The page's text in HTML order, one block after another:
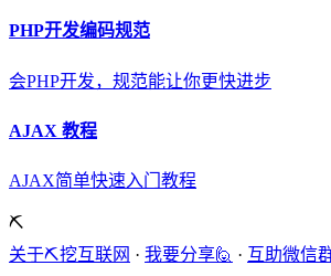
PHP开发编码规范
会PHP开发，规范能让你更快进步
AJAX 教程
AJAX简单快速入门教程
⛏️
关于⛏️挖互联网 · 我要分享🙋 · 互助微信